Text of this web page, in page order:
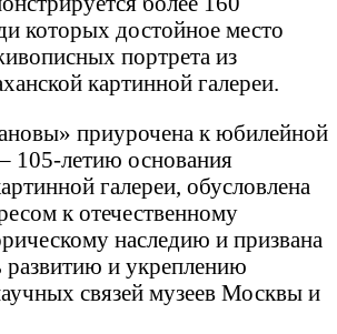
которых достойное место
портрета из
картинной галереи.
приурочена к юбилейной
105-летию основания
галереи, обусловлена
к отечественному
наследию и призвана
развитию и укреплению
связей музеев Москвы и